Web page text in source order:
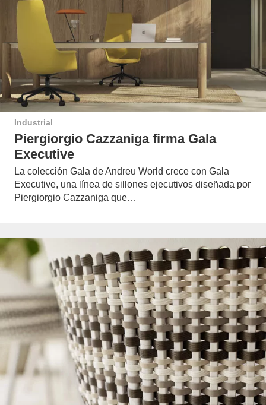
Industrial
Piergiorgio Cazzaniga firma Gala
Executive
La colección Gala de Andreu World crece con Gala
Executive, una línea de sillones ejecutivos diseñada por
Piergiorgio Cazzaniga que…